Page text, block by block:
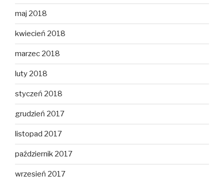
maj 2018
kwiecień 2018
marzec 2018
luty 2018
styczeń 2018
grudzień 2017
listopad 2017
październik 2017
wrzesień 2017